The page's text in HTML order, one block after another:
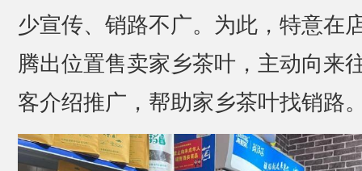
少宣传、销路不广。为此，特意在
腾出位置售卖家乡茶叶，主动向来
客介绍推广，帮助家乡茶叶找销路